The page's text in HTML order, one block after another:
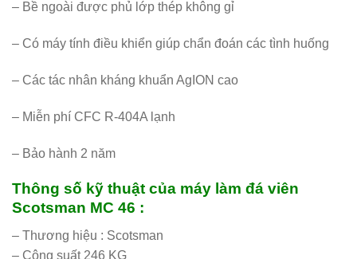
– Bề ngoài được phủ lớp thép không gỉ
– Có máy tính điều khiển giúp chẩn đoán các tình huống
– Các tác nhân kháng khuẩn AgION cao
– Miễn phí CFC R-404A lạnh
– Bảo hành 2 năm
Thông số kỹ thuật của máy làm đá viên
Scotsman MC 46 :
– Thương hiệu : Scotsman
– Công suất 246 KG